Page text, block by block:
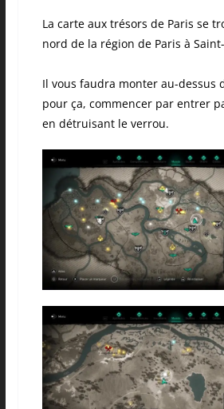
La carte aux trésors de Paris se
nord de la région de Paris à
Il vous faudra monter au-dessus
pour ça, commencer par entrer
en détruisant le verrou.